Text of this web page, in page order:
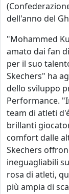
dell'anno del
"Mohammed
amato dai fan
per il suo
Skechers" ha
dello sviluppo
Performance.
team di atleti
brillanti
comfort dalle
Skechers
ineguagliabili
rosa di atleti,
più ampia di